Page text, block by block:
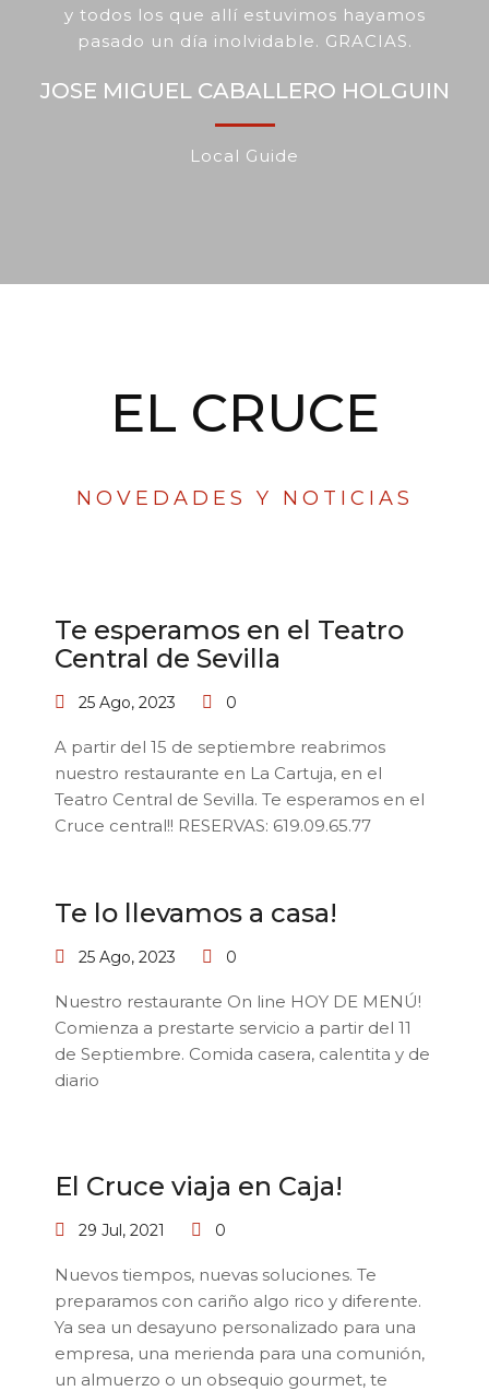
y todos los que allí estuvimos hayamos
pasado un día inolvidable. GRACIAS.
JOSE MIGUEL CABALLERO HOLGUIN
Local Guide
EL CRUCE
NOVEDADES Y NOTICIAS
Te esperamos en el Teatro
Central de Sevilla
25 Ago, 2023 0
A partir del 15 de septiembre reabrimos
nuestro restaurante en La Cartuja, en el
Teatro Central de Sevilla. Te esperamos en el
Cruce central!! RESERVAS: 619.09.65.77
Te lo llevamos a casa!
25 Ago, 2023 0
Nuestro restaurante On line HOY DE MENÚ!
Comienza a prestarte servicio a partir del 11
de Septiembre. Comida casera, calentita y de
diario
El Cruce viaja en Caja!
29 Jul, 2021 0
Nuevos tiempos, nuevas soluciones. Te
preparamos con cariño algo rico y diferente.
Ya sea un desayuno personalizado para una
empresa, una merienda para una comunión,
un almuerzo o un obsequio gourmet, te